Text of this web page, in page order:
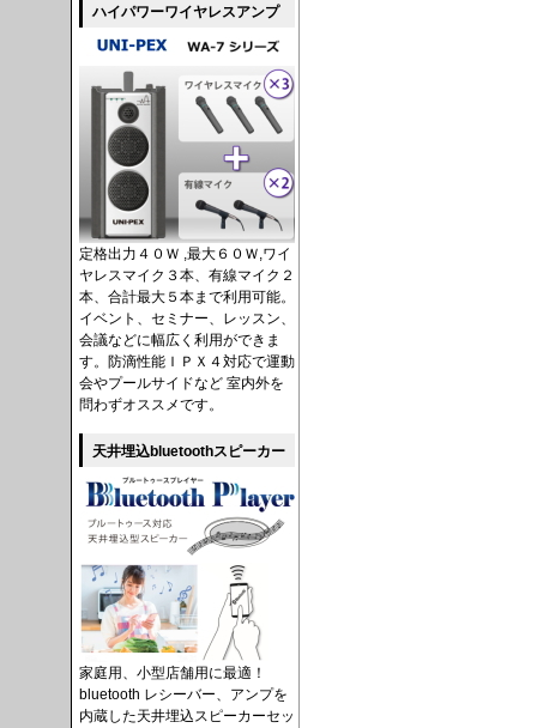
ハイパワーワイヤレスアンプ
定格出力４０Ｗ ,最大６０Ｗ,ワイ
ヤレスマイク３本、有線マイク２
本、合計最大５本まで利用可能。
イベント、セミナー、レッスン、
会議などに幅広く利用ができま
す。防滴性能ＩＰＸ４対応で運動
会やプールサイドなど 室内外を
問わずオススメです。
天井埋込bluetoothスピーカー
家庭用、小型店舗用に最適！
bluetooth レシーバー、アンプを
内蔵した天井埋込スピーカーセッ